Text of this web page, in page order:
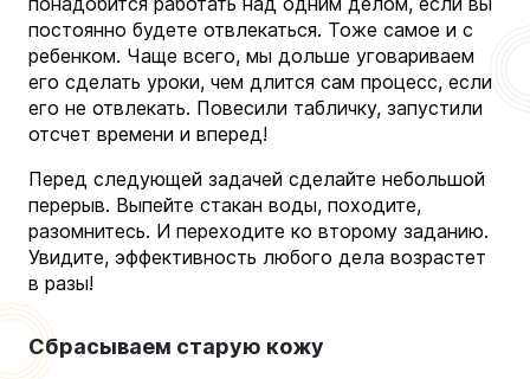
постоянно будете отвлекаться. Тоже самое и с
ребенком. Чаще всего, мы дольше уговариваем
его сделать уроки, чем длится сам процесс, если
его не отвлекать. Повесили табличку, запустили
отсчет времени и вперед!
Перед следующей задачей сделайте небольшой
перерыв. Выпейте стакан воды, походите,
разомнитесь. И переходите ко второму заданию.
Увидите, эффективность любого дела возрастет
в разы!
Сбрасываем старую кожу